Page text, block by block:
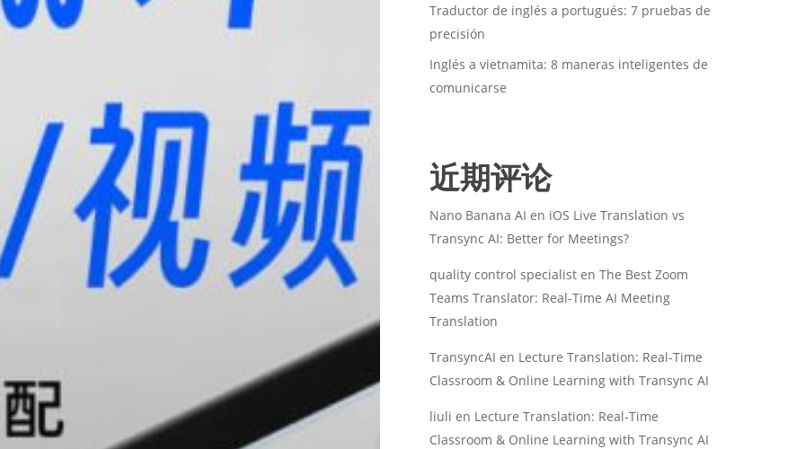
Traductor de inglés a portugués: 7 pruebas de
precisión
Inglés a vietnamita: 8 maneras inteligentes de
comunicarse
近期评论
Nano Banana AI en iOS Live Translation vs
Transync AI: Better for Meetings?
quality control specialisten The Best Zoom
Teams Translator: Real-Time AI Meeting
Translation
TransyncAI en Lecture Translation: Real-Time
Classroom & Online Learning with Transync AI
liuli en Lecture Translation: Real-Time
Classroom & Online Learning with Transync AI